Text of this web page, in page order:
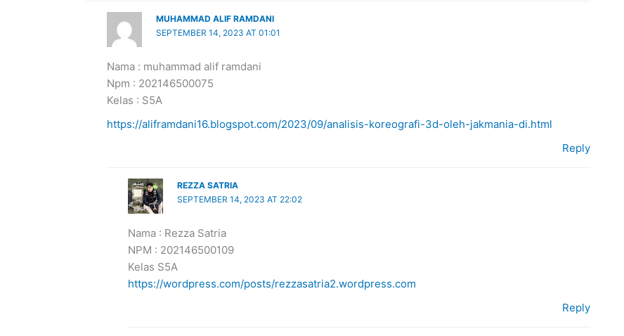
MUHAMMAD ALIF RAMDANI
SEPTEMBER 14, 2023 AT 01:01
Nama : muhammad alif ramdani
Npm : 202146500075
Kelas : S5A
https://aliframdani16.blogspot.com/2023/09/analisis-koreografi-3d-oleh-jakmania-di.html
Reply
REZZA SATRIA
SEPTEMBER 14, 2023 AT 22:02
Nama : Rezza Satria
NPM : 202146500109
Kelas S5A
https://wordpress.com/posts/rezzasatria2.wordpress.com
Reply